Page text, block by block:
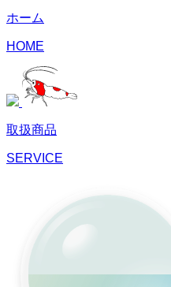
ホーム
HOME
取扱商品
SERVICE